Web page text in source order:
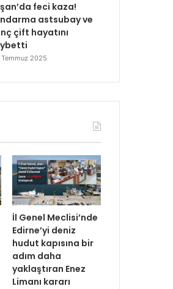
feci kaza!
astsubay ve
çift hayatını
Temmuz 2025
İl Genel Meclisi’nde
Edirne’yi deniz
hudut kapısına bir
adım daha
yaklaştıran Enez
Limanı kararı